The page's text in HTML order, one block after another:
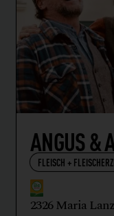
ANGUS &
FLEISCH +
2326 Maria